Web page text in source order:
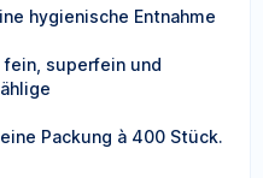
hygienische Entnahme
fein, superfein und
Packung à 400 Stück.